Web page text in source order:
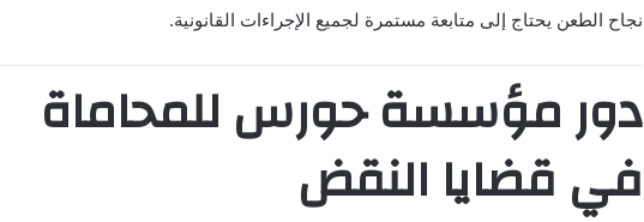
نجاح الطعن يحتاج إلى متابعة مستمرة لجميع الإجراءات القانونية.
دور مؤسسة حورس للمحاماة
في قضايا النقض